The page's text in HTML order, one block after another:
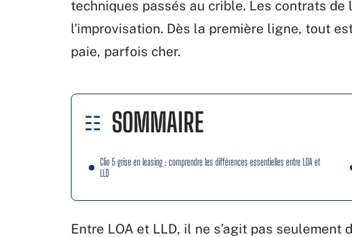
techniques passés au crible. Les contrats de
l’improvisation. Dès la première ligne, tout
paie, parfois cher.
SOMMAIRE
Clio 5 grise en leasing : comprendre les différences essentielles entre LOA et
LLD
Entre LOA et LLD, il ne s’agit pas